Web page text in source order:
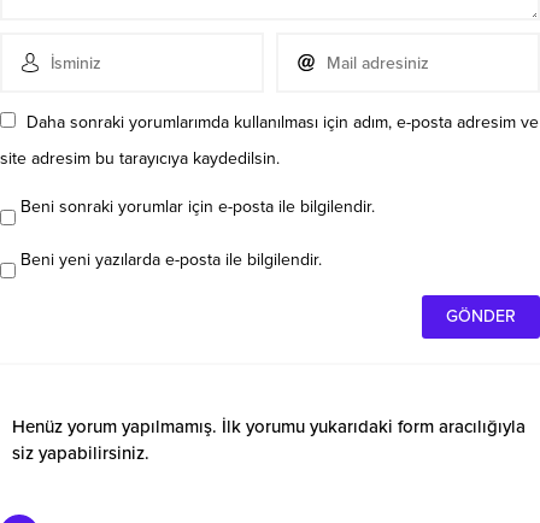
Daha sonraki yorumlarımda kullanılması için adım, e-posta adresim ve
site adresim bu tarayıcıya kaydedilsin.
Beni sonraki yorumlar için e-posta ile bilgilendir.
Beni yeni yazılarda e-posta ile bilgilendir.
Henüz yorum yapılmamış. İlk yorumu yukarıdaki form aracılığıyla
siz yapabilirsiniz.